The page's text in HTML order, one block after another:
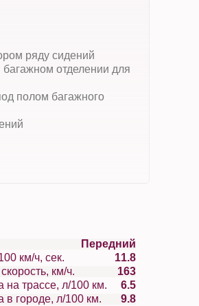
ряду сидений
отделении для
полом багажного
Передний
км/ч, сек.
11.8
Максимальная скорость, км/ч.
163
на трассе, л/100 км.
6.5
в городе, л/100 км.
9.8